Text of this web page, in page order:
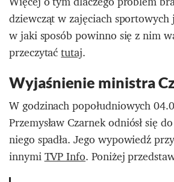
dziewcząt w zajęciach
w jaki sposób powinno się z nim
przeczytaćtutaj.
Wyjaśnienie ministra
W godzinach popołudniowych
Przemysław Czarnek odniósł się
niego spadła. Jego wypowiedź
innymiTVP Info. Poniżej